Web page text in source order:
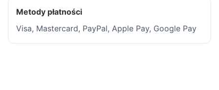
Metody płatności
Visa, Mastercard, PayPal, Apple Pay, Google Pay